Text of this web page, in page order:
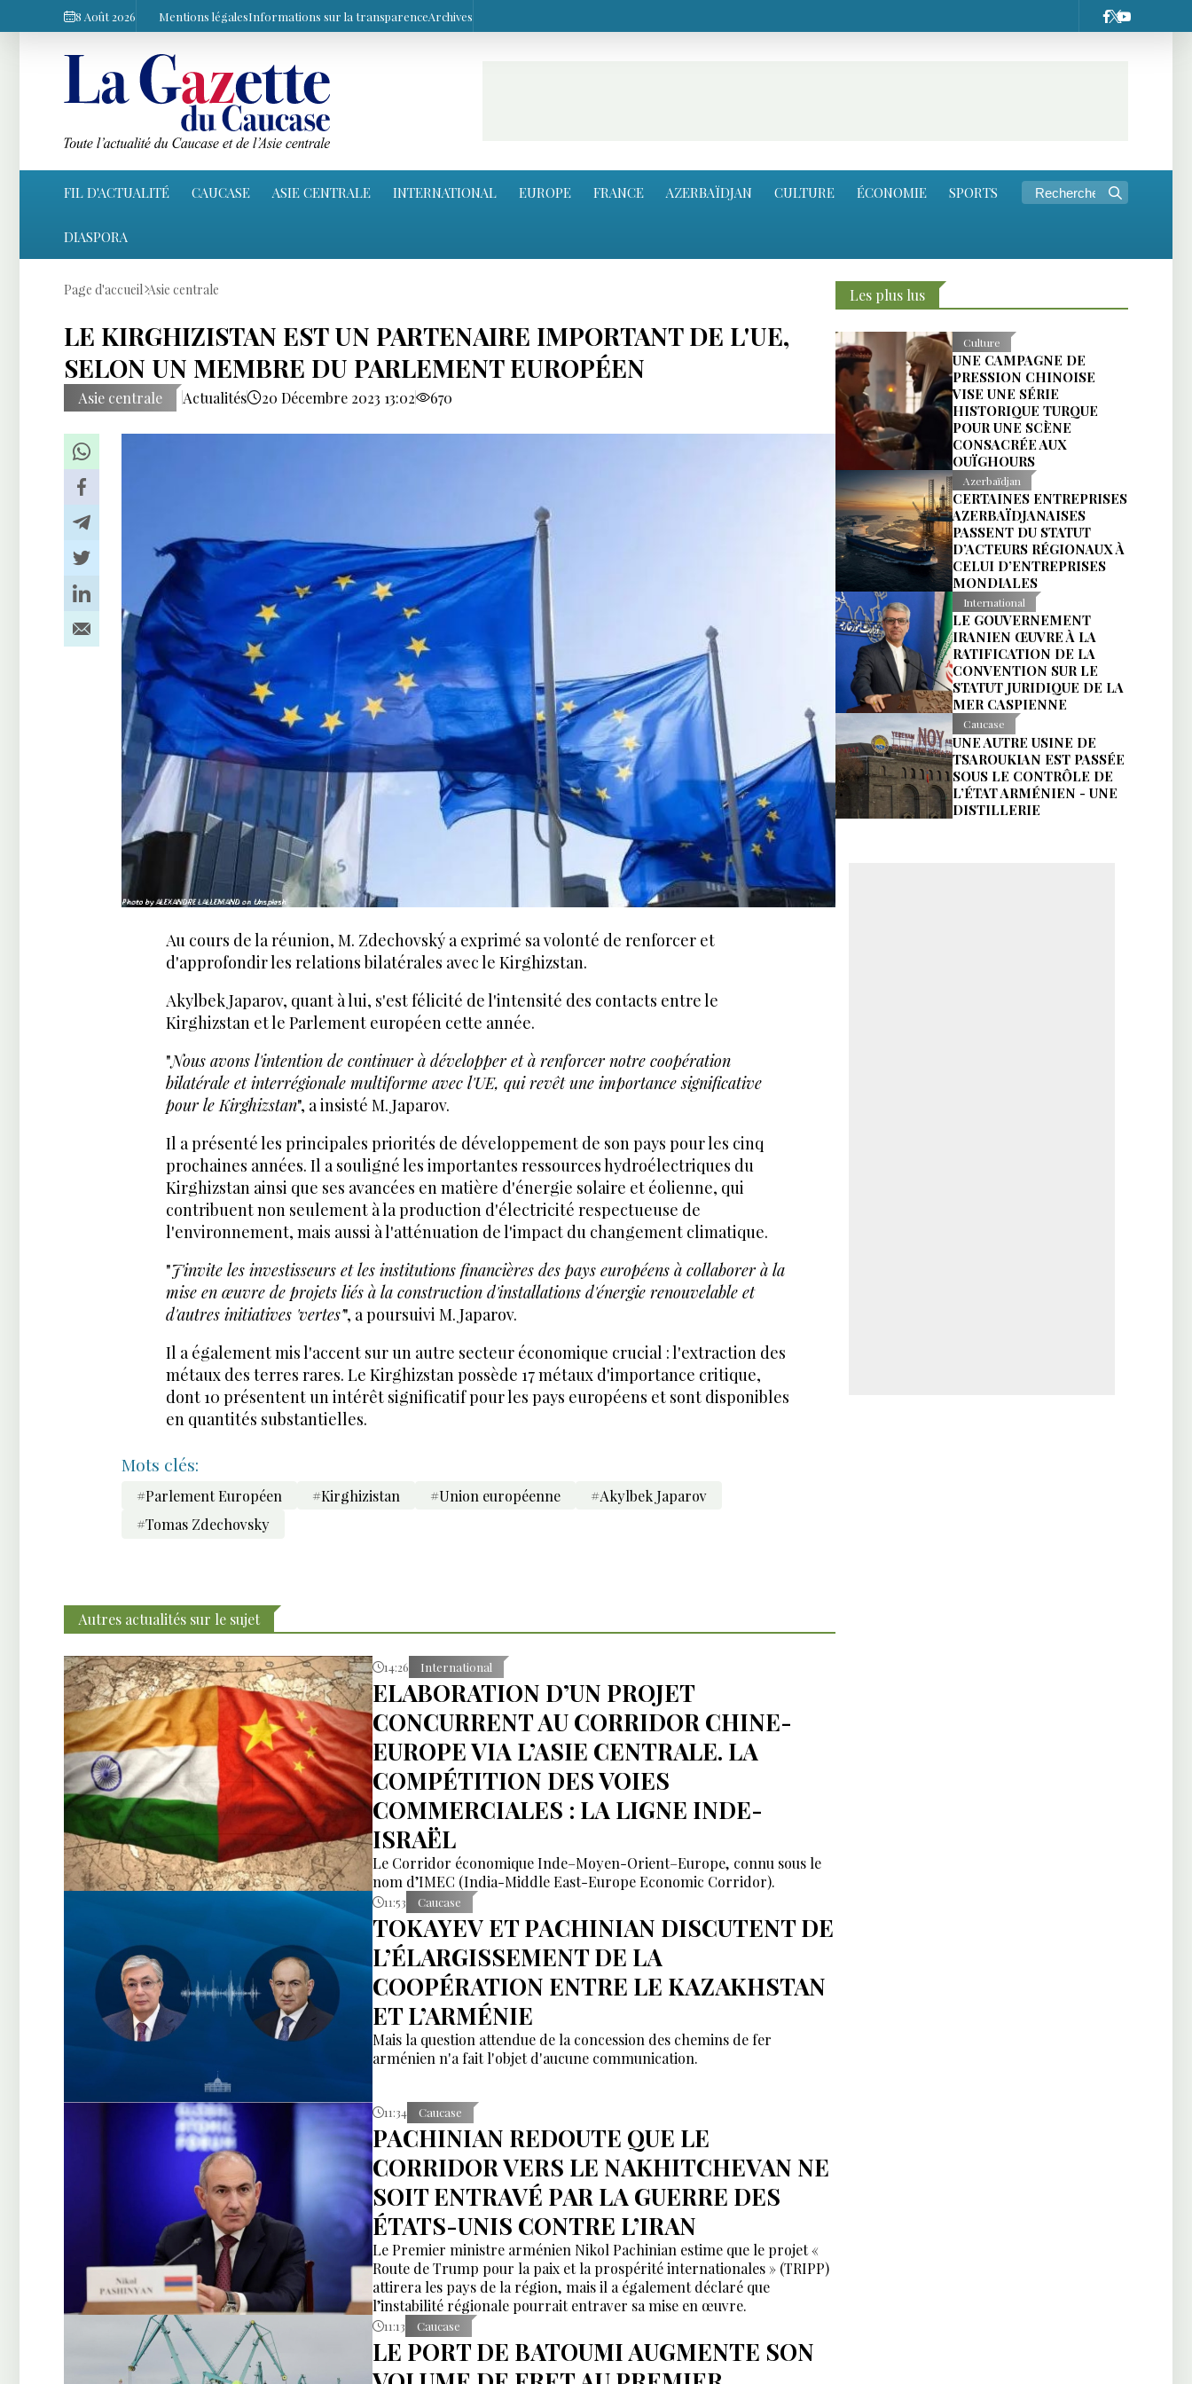
8 Août 2026 Mentions légalesInformations sur la transparenceArchives
FIL D'ACTUALITÉ CAUCASE ASIE CENTRALE INTERNATIONAL EUROPE FRANCE AZERBAÏDJAN CULTURE ÉCONOMIE SPORTS
DIASPORA
Page d'accueil Asie centrale
LE KIRGHIZISTAN EST UN PARTENAIRE IMPORTANT DE L'UE,
SELON UN MEMBRE DU PARLEMENT EUROPÉEN
Asie centrale Actualités 20 Décembre 2023 13:02 670
Au cours de la réunion, M. Zdechovský a exprimé sa volonté de renforcer et
d'approfondir les relations bilatérales avec le Kirghizstan.
Akylbek Japarov, quant à lui, s'est félicité de l'intensité des contacts entre le
Kirghizstan et le Parlement européen cette année.
"Nous avons l'intention de continuer à développer et à renforcer notre coopération
bilatérale et interrégionale multiforme avec l'UE, qui revêt une importance significative
pour le Kirghizstan", a insisté M. Japarov.
Il a présenté les principales priorités de développement de son pays pour les cinq
prochaines années. Il a souligné les importantes ressources hydroélectriques du
Kirghizstan ainsi que ses avancées en matière d'énergie solaire et éolienne, qui
contribuent non seulement à la production d'électricité respectueuse de
l'environnement, mais aussi à l'atténuation de l'impact du changement climatique.
"J'invite les investisseurs et les institutions financières des pays européens à collaborer à la
mise en œuvre de projets liés à la construction d'installations d'énergie renouvelable et
d'autres initiatives 'vertes'", a poursuivi M. Japarov.
Il a également mis l'accent sur un autre secteur économique crucial : l'extraction des
métaux des terres rares. Le Kirghizstan possède 17 métaux d'importance critique,
dont 10 présentent un intérêt significatif pour les pays européens et sont disponibles
en quantités substantielles.
Mots clés:
#Parlement Européen #Kirghizistan #Union européenne
#Akylbek Japarov
#Tomas Zdechovsky
Autres actualités sur le sujet
14:26 International
ELABORATION D’UN PROJET
CONCURRENT AU CORRIDOR CHINE-
EUROPE VIA L’ASIE CENTRALE. LA
COMPÉTITION DES VOIES
COMMERCIALES : LA LIGNE INDE-
ISRAËL
Le Corridor économique Inde–Moyen-Orient–Europe, connu sous le
nom d’IMEC (India-Middle East-Europe Economic Corridor).
11:53 Caucase
TOKAYEV ET PACHINIAN DISCUTENT DE
L’ÉLARGISSEMENT DE LA
COOPÉRATION ENTRE LE KAZAKHSTAN
ET L’ARMÉNIE
Mais la question attendue de la concession des chemins de fer
arménien n'a fait l'objet d'aucune communication.
11:34 Caucase
PACHINIAN REDOUTE QUE LE
CORRIDOR VERS LE NAKHITCHEVAN NE
SOIT ENTRAVÉ PAR LA GUERRE DES
ÉTATS-UNIS CONTRE L’IRAN
Le Premier ministre arménien Nikol Pachinian estime que le projet «
Route de Trump pour la paix et la prospérité internationales » (TRIPP)
attirera les pays de la région, mais il a également déclaré que
l’instabilité régionale pourrait entraver sa mise en œuvre.
11:13 Caucase
LE PORT DE BATOUMI AUGMENTE SON
Les plus lus
Culture
UNE CAMPAGNE DE
PRESSION CHINOISE
VISE UNE SÉRIE
HISTORIQUE TURQUE
POUR UNE SCÈNE
CONSACRÉE AUX
OUÏGHOURS
Azerbaïdjan
CERTAINES ENTREPRISES
AZERBAÏDJANAISES
PASSENT DU STATUT
D’ACTEURS RÉGIONAUX À
CELUI D’ENTREPRISES
MONDIALES
International
LE GOUVERNEMENT
IRANIEN ŒUVRE À LA
RATIFICATION DE LA
CONVENTION SUR LE
STATUT JURIDIQUE DE LA
MER CASPIENNE
Caucase
UNE AUTRE USINE DE
TSAROUKIAN EST PASSÉE
SOUS LE CONTRÔLE DE
L’ÉTAT ARMÉNIEN - UNE
DISTILLERIE